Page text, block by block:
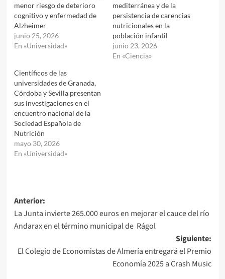
menor riesgo de deterioro
cognitivo y enfermedad de
Alzheimer
junio 25, 2026
En «Universidad»
mediterránea y de la
persistencia de carencias
nutricionales en la
población infantil
junio 23, 2026
En «Ciencia»
Científicos de las
universidades de Granada,
Córdoba y Sevilla presentan
sus investigaciones en el
encuentro nacional de la
Sociedad Española de
Nutrición
mayo 30, 2026
En «Universidad»
Navegación
de
entradas
Anterior:
La Junta invierte 265.000 euros en mejorar el cauce del río
Andarax en el término municipal de Rágol
Siguiente:
El Colegio de Economistas de Almería entregará el Premio
Economía 2025 a Crash Music